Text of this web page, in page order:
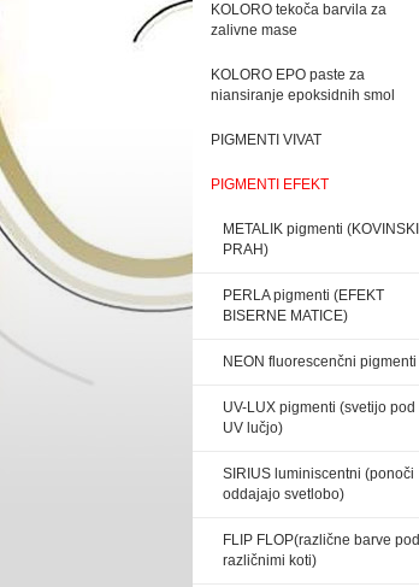
KOLORO tekoča barvila za
zalivne mase
KOLORO EPO paste za
niansiranje epoksidnih smol
PIGMENTI VIVAT
PIGMENTI EFEKT
METALIK pigmenti (KOVINSKI
PRAH)
PERLA pigmenti (EFEKT
BISERNE MATICE)
NEON fluorescenčni pigmenti
UV-LUX pigmenti (svetijo pod
UV lučjo)
SIRIUS luminiscentni (ponoči
oddajajo svetlobo)
FLIP FLOP(različne barve pod
različnimi koti)